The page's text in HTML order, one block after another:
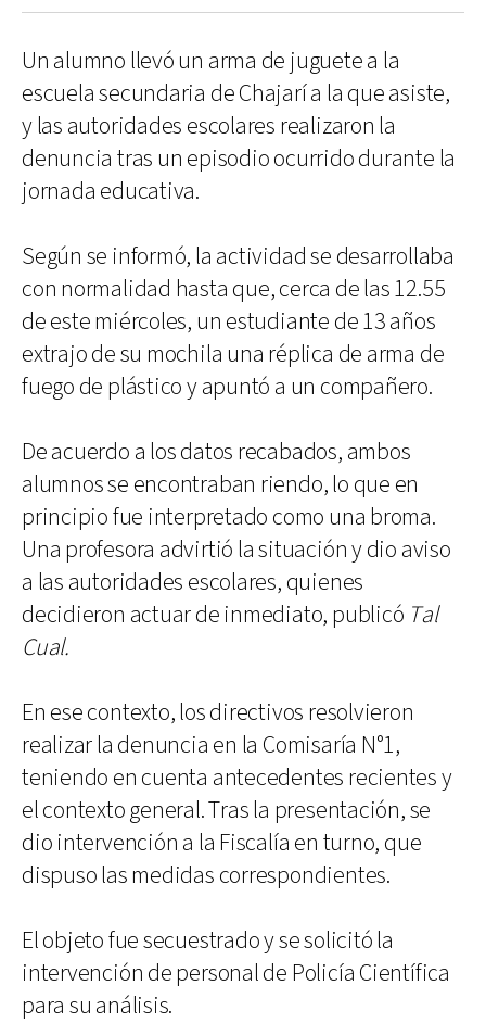
Un alumno llevó un arma de juguete a la
escuela secundaria de Chajarí a la que asiste,
y las autoridades escolares realizaron la
denuncia tras un episodio ocurrido durante la
jornada educativa.
Según se informó, la actividad se desarrollaba
con normalidad hasta que, cerca de las 12.55
de este miércoles, un estudiante de 13 años
extrajo de su mochila una réplica de arma de
fuego de plástico y apuntó a un compañero.
De acuerdo a los datos recabados, ambos
alumnos se encontraban riendo, lo que en
principio fue interpretado como una broma.
Una profesora advirtió la situación y dio aviso
a las autoridades escolares, quienes
decidieron actuar de inmediato, publicó Tal
Cual.
En ese contexto, los directivos resolvieron
realizar la denuncia en la Comisaría N°1,
teniendo en cuenta antecedentes recientes y
el contexto general. Tras la presentación, se
dio intervención a la Fiscalía en turno, que
dispuso las medidas correspondientes.
El objeto fue secuestrado y se solicitó la
intervención de personal de Policía Científica
para su análisis.